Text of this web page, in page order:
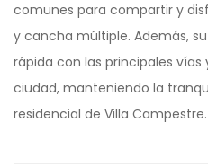
comunes para compartir y
y cancha múltiple. Además,
rápida con las principales
ciudad, manteniendo la
residencial de Villa Campestre.